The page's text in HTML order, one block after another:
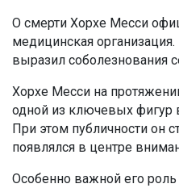
О смерти Хорхе Месси
медицинская
выразил соболезнования
Хорхе Месси на
одной из ключевых фигур
При этом публичности он
появлялся в центре
Особенно важной его